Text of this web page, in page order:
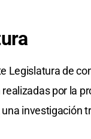
Legislatura de
por la
una investigación